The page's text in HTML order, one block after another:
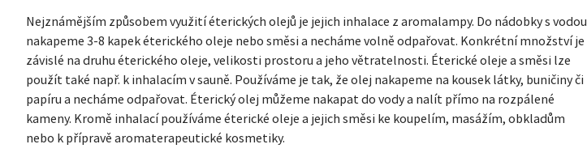
Nejznámějším způsobem využití éterických olejů je jejich inhalace z aromalampy. Do nádobky s vodou
nakapeme 3-8 kapek éterického oleje nebo směsi a necháme volně odpařovat. Konkrétní množství je
závislé na druhu éterického oleje, velikosti prostoru a jeho větratelnosti. Éterické oleje a směsi lze
použít také např. k inhalacím v sauně. Používáme je tak, že olej nakapeme na kousek látky, buničiny či
papíru a necháme odpařovat. Éterický olej můžeme nakapat do vody a nalít přímo na rozpálené
kameny. Kromě inhalací používáme éterické oleje a jejich směsi ke koupelím, masážím, obkladům
nebo k přípravě aromaterapeutické kosmetiky.